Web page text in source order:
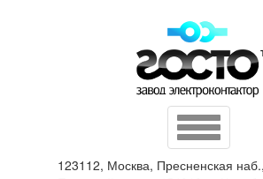
Toggle
navigation
123112, Москва, Пресненская